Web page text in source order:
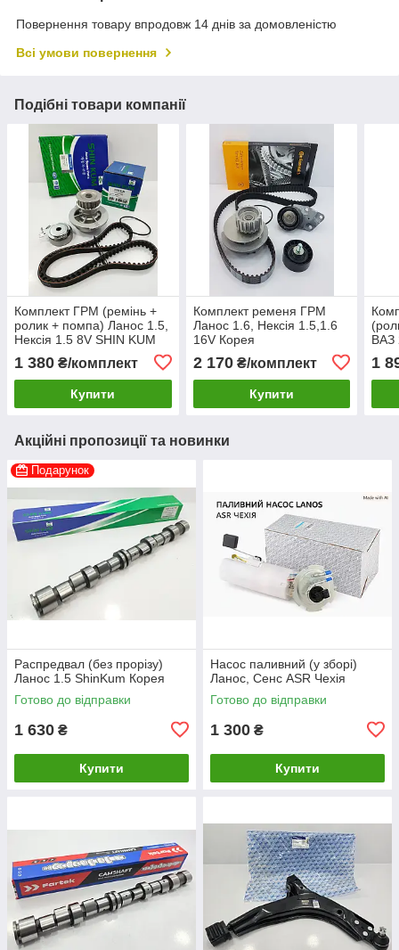
Повернення товару впродовж 14 днів за домовленістю
Всі умови повернення
Подібні товари компанії
Комплект ГРМ (ремінь +
ролик + помпа) Ланос 1.5,
Нексія 1.5 8V SHIN KUM
1 380 ₴/комплект
Купити
Комплект ременя ГРМ
Ланос 1.6, Нексія 1.5,1.6
16V Корея
2 170₴/комплект
Купити
ВАЗ
1
Акційні пропозиції та новинки
Подарунок
Распредвал (без прорізу)
Ланос 1.5 ShinKum Корея
Готово до відправки
1 630 ₴
Купити
Насос паливний (у зборі)
Ланос, Сенс ASR Чехія
Готово до відправки
1 300 ₴
Купити